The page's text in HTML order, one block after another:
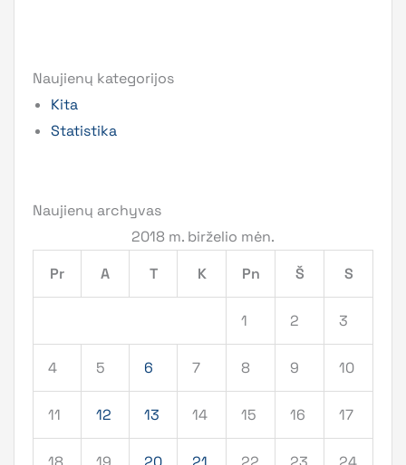
Naujienų kategorijos
Kita
Statistika
Naujienų archyvas
2018 m. birželio mėn.
Pr
A T K Pn Š S
1 2 3
4 5 6 7 8 9 10
11 12 13 14 15 16 17